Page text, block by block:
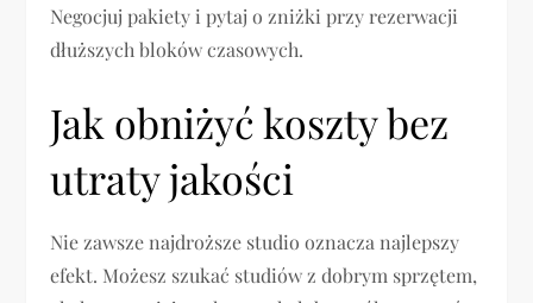
Negocjuj pakiety i pytaj o zniżki przy rezerwacji
dłuższych bloków czasowych.
Jak obniżyć koszty bez
utraty jakości
Nie zawsze najdroższe studio oznacza najlepszy
efekt. Możesz szukać studiów z dobrym sprzętem,